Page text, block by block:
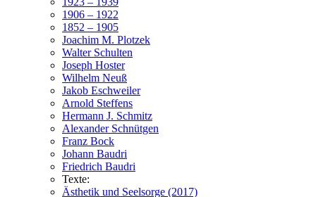
1906 – 1922
1852 – 1905
Joachim M. Plotzek
Walter Schulten
Joseph Hoster
Wilhelm Neuß
Jakob Eschweiler
Arnold Steffens
Hermann J. Schmitz
Alexander Schnütgen
Franz Bock
Johann Baudri
Friedrich Baudri
Texte:
Ästhetik und Seelsorge (2017)